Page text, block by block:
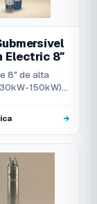
Electric 8″
8" de alta
150kW)